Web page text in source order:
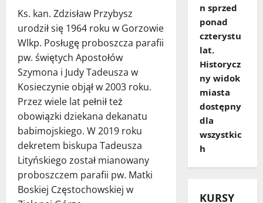
Ks. kan. Zdzisław Przybysz
urodził się 1964 roku w Gorzowie
Wlkp. Posługę proboszcza parafii
pw. świętych Apostołów
Szymona i Judy Tadeusza w
Kosieczynie objął w 2003 roku.
Przez wiele lat pełnił też
obowiązki dziekana dekanatu
babimojskiego. W 2019 roku
dekretem biskupa Tadeusza
Lityńskiego został mianowany
proboszczem parafii pw. Matki
Boskiej Częstochowskiej w
n sprzed
ponad
czterystu
lat.
Historycz
ny widok
miasta
dostępny
dla
wszystkic
h
KURSY